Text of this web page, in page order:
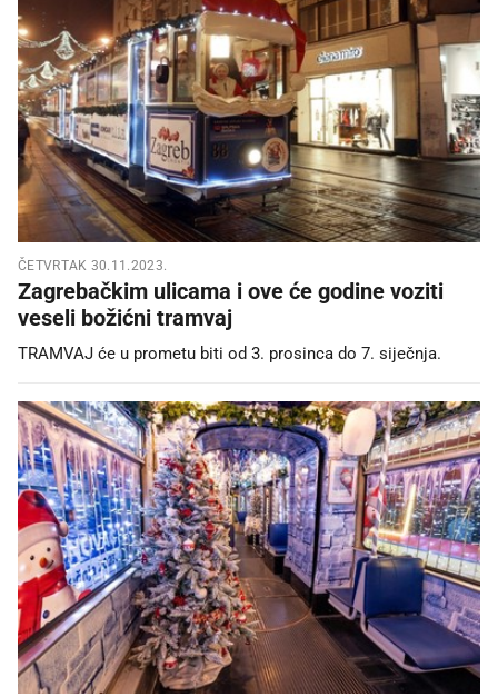
ČETVRTAK 30.11.2023.
Zagrebačkim ulicama i ove će godine voziti
veseli božićni tramvaj
TRAMVAJ će u prometu biti od 3. prosinca do 7. siječnja.